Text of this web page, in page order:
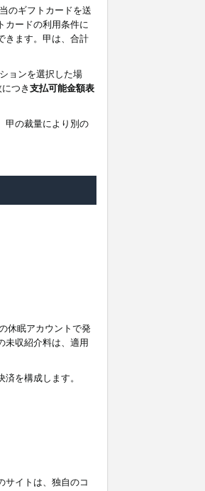
のギフトカードを送
カードの利用条件に
きます。甲は、合計
ョンを選択した場
つき支払可能金額表
甲の裁量により別の
休眠アカウントで発
未収紹介料は、適用
を構成します。
サイトは、独自のコ